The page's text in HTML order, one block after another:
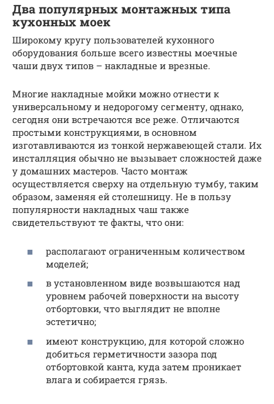
Два популярных монтажных типа
кухонных моек
Широкому кругу пользователей кухонного
оборудования больше всего известны моечные
чаши двух типов – накладные и врезные.
Многие накладные мойки можно отнести к
универсальному и недорогому сегменту, однако,
сегодня они встречаются все реже. Отличаются
простыми конструкциями, в основном
изготавливаются из тонкой нержавеющей стали. Их
инсталляция обычно не вызывает сложностей даже
у домашних мастеров. Часто монтаж
осуществляется сверху на отдельную тумбу, таким
образом, заменяя ей столешницу. Не в пользу
популярности накладных чаш также
свидетельствуют те факты, что они:
располагают ограниченным количеством
моделей;
в установленном виде возвышаются над
уровнем рабочей поверхности на высоту
отбортовки, что выглядит не вполне
эстетично;
имеют конструкцию, для которой сложно
добиться герметичности зазора под
отбортовкой канта, куда затем проникает
влага и собирается грязь.